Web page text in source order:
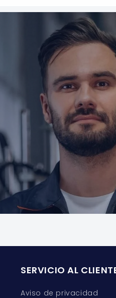
SERVICIO AL
Aviso de privacidad